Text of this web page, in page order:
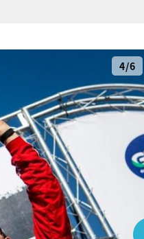
4/6
『アイ＝ラブ！げーみ
E齋藤樹愛羅＆佐々木舞
ビュー